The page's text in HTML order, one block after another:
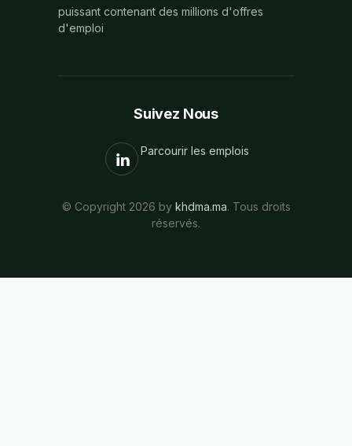
puissant contenant des millions d'offres
d'emploi
Suivez Nous
Parcourir les emplois
© Copyright 2026 by khdma.ma. Tous droits
réservés.